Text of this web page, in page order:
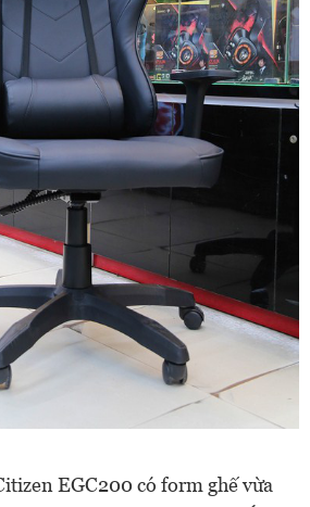
EGC200 có form ghế vừa